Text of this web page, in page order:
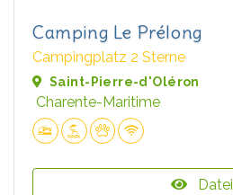
Camping Le Prélong
Campingplatz 2 Sterne
Saint-Pierre-d'Oléron
Charente-Maritime
Datei